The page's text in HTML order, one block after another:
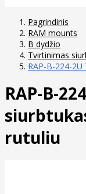
Pagrindinis
RAM mounts
B dydžio
Tvirtinimas
RAP-B-224-
RAP-B-
rutuliu